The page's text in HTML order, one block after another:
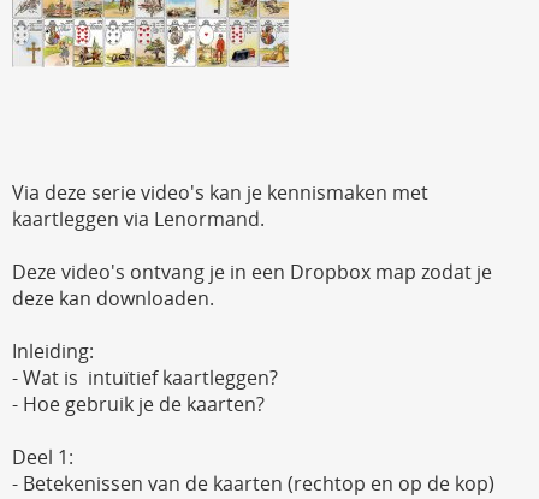
Via deze serie video's kan je kennismaken met
kaartleggen via Lenormand.
Deze video's ontvang je in een Dropbox map zodat je
deze kan downloaden.
Inleiding:
- Wat is intuïtief kaartleggen?
- Hoe gebruik je de kaarten?
Deel 1:
- Betekenissen van de kaarten (rechtop en op de kop)